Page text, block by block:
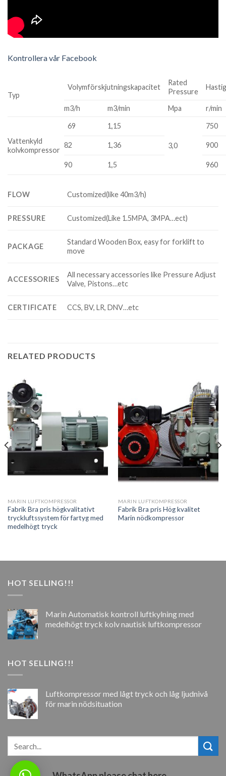
Kontrollera vår Facebook
Typ
Volymförskjutningskapacitet
Rated
Pressure
m3/h m3/min Mpa r/min
Vattenkyld
kolvkompressor
69 1,15
3,0
750
82 1,36 900
90 1,5 960
FLOW Customized(like 40m3/h)
PRESSURE Customized(Like 1.5MPA, 3MPA…ect)
PACKAGE
Standard Wooden Box, easy for forklift to
move
ACCESSORIES
All necessary accessories like Pressure Adjust
Valve, Pistons…etc
CERTIFICATE CCS, BV, LR, DNV…etc
RELATED PRODUCTS
MARIN LUFTKOMPRESSOR
Fabrik Bra pris högkvalitativt
tryckluftssystem för fartyg med
medelhögt tryck
MARIN LUFTKOMPRESSOR
Fabrik Bra pris Hög kvalitet
Marin nödkompressor
HOT SELLING!!!
Marin Automatisk kontroll luftkylning med
medelhögt tryck kolv nautisk luftkompressor
HOT SELLING!!!
Luftkompressor med lågt tryck och låg ljudnivå
för marin nödsituation